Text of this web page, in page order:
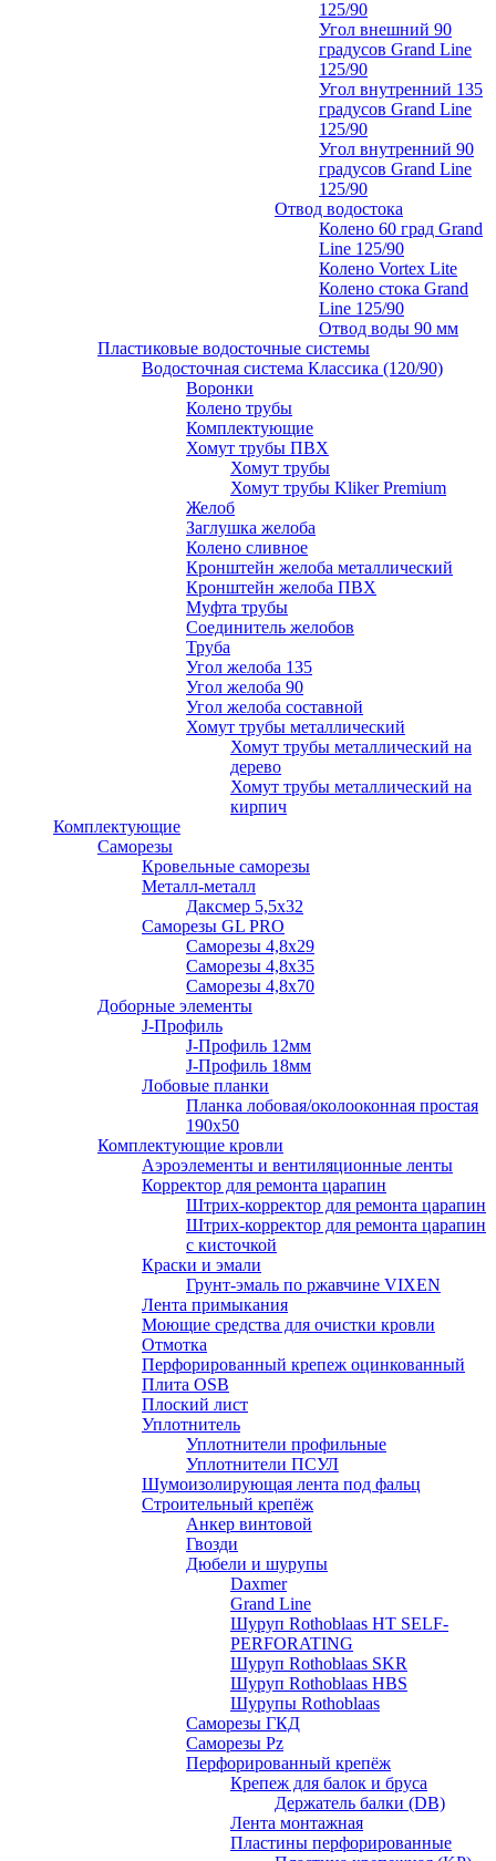
125/90
Угол внешний 90
градусов Grand Line
125/90
Угол внутренний 135
градусов Grand Line
125/90
Угол внутренний 90
градусов Grand Line
125/90
Отвод водостока
Колено 60 град Grand
Line 125/90
Колено Vortex Lite
Колено стока Grand
Line 125/90
Отвод воды 90 мм
Пластиковые водосточные системы
Водосточная система Классика (120/90)
Воронки
Колено трубы
Комплектующие
Хомут трубы ПВХ
Хомут трубы
Хомут трубы Kliker Premium
Желоб
Заглушка желоба
Колено сливное
Кронштейн желоба металлический
Кронштейн желоба ПВХ
Муфта трубы
Соединитель желобов
Труба
Угол желоба 135
Угол желоба 90
Угол желоба составной
Хомут трубы металлический
Хомут трубы металлический на
дерево
Хомут трубы металлический на
кирпич
Комплектующие
Саморезы
Кровельные саморезы
Металл-металл
Даксмер 5,5х32
Саморезы GL PRO
Сaморезы 4,8х29
Сaморезы 4,8х35
Сaморезы 4,8х70
Доборные элементы
J-Профиль
J-Профиль 12мм
J-Профиль 18мм
Лобовые планки
Планка лобовая/околооконная простая
190х50
Комплектующие кровли
Аэроэлементы и вентиляционные ленты
Корректор для ремонта царапин
Штрих-корректор для ремонта царапин
Штрих-корректор для ремонта царапин
с кисточкой
Краски и эмали
Грунт-эмаль по ржавчине VIXEN
Лента примыкания
Моющие средства для очистки кровли
Отмотка
Перфорированный крепеж оцинкованный
Плита OSB
Плоский лист
Уплотнитель
Уплотнители профильные
Уплотнители ПСУЛ
Шумоизолирующая лента под фальц
Строительный крепёж
Анкер винтовой
Гвозди
Дюбели и шурупы
Daxmer
Grand Line
Шуруп Rothoblaas HT SELF-
PERFORATING
Шуруп Rothoblaas SKR
Шуруп Rothoblaas НВS
Шурупы Rothoblaas
Саморeзы ГКД
Саморезы Pz
Перфорированный крепёж
Крепеж для балок и бруса
Держатель балки (DB)
Лента монтажнaя
Пластины перфорированные